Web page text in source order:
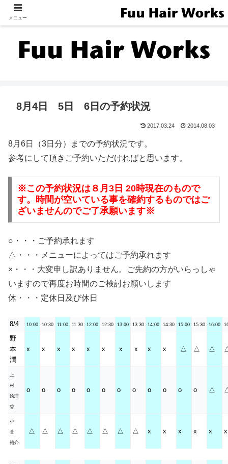
8月4日 5日 6日の予約状況
2017.03.24 2014.08.03
8月6日（3日分）までの予約状況です。
参考にして頂きご予約いただければと思います。
※この予約状況は８月3日 20時現在のもので
す。時間が空いている事を確約するものではご
ざいませんのでご了承願います※
○・・・ご予約承れます
△・・・メニューによってはご予約承れます
×・・・大変申し訳ありません。ご先約の方がいらっしゃ
いますので再度お時間のご検討お願いします
休・・・定休日及び休日
8/4 10:00 10:30 11:00 11:30 12:00 12:30 13:00 13:30 14:00 14:30 15:00 15:30 16:00
野
本
潤
x x x x x x x x x x △ △ △
上
村
絵理
香
o o o o o o o o o o o o △
小
菅
裕介
△ △ △ △ △ △ △ △ x x x x x x
メニュー